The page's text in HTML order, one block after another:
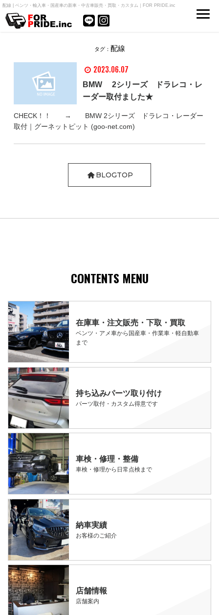
配線 | ベンツ・輸入車・国産車の新車・中古車販売・買取・カスタム｜FOR PRIDE.inc
タグ： 配線
2023.06.07
BMW 2シリーズ ドラレコ・レ
ーダー取付ました★
CHECK！！ → BMW 2シリーズ ドラレコ・レーダー
取付｜グーネットピット (goo-net.com)
BLOGTOP
CONTENTS MENU
在庫車・注文販売・下取・買取
ベンツ・アメ車から国産車・作業車・軽自動車
まで
持ち込みパーツ取り付け
パーツ取付・カスタム得意です
車検・修理・整備
車検・修理から日常点検まで
納車実績
お客様のご紹介
店舗情報
店舗案内